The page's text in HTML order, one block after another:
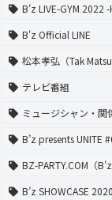
B'z LIVE-GYM 2022
B'z Official LINE
松本孝弘（Tak
テレビ番組
ミュージシャン・関
B’z presents UNITE
BZ-PARTY.COM（B'z
B’z SHOWCASE